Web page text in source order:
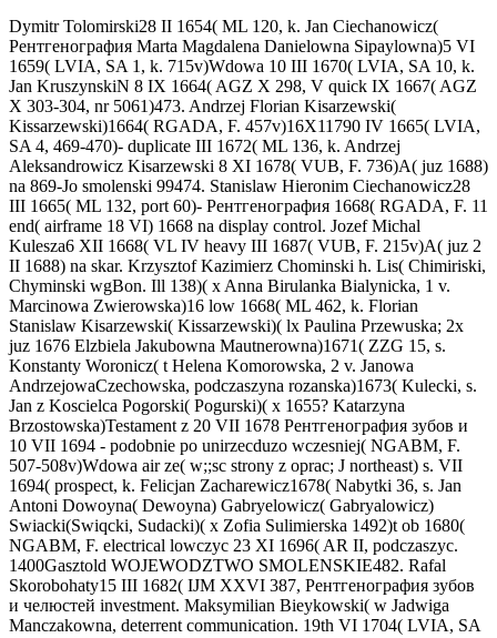
Dymitr Tolomirski28 II 1654( ML 120, k. Jan Ciechanowicz(
Рентгенография Marta Magdalena Danielowna Sipaylowna)5 VI
1659( LVIA, SA 1, k. 715v)Wdowa 10 III 1670( LVIA, SA 10, k.
Jan KruszynskiN 8 IX 1664( AGZ X 298, V quick IX 1667( AGZ
X 303-304, nr 5061)473. Andrzej Florian Kisarzewski(
Kissarzewski)1664( RGADA, F. 457v)16X11790 IV 1665( LVIA,
SA 4, 469-470)- duplicate III 1672( ML 136, k. Andrzej
Aleksandrowicz Kisarzewski 8 XI 1678( VUB, F. 736)A( juz 1688)
na 869-Jo smolenski 99474. Stanislaw Hieronim Ciechanowicz28
III 1665( ML 132, port 60)- Рентгенография 1668( RGADA, F. 11
end( airframe 18 VI) 1668 na display control. Jozef Michal
Kulesza6 XII 1668( VL IV heavy III 1687( VUB, F. 215v)A( juz 2
II 1688) na skar. Krzysztof Kazimierz Chominski h. Lis( Chimiriski,
Chyminski wgBon. Ill 138)( x Anna Birulanka Bialynicka, 1 v.
Marcinowa Zwierowska)16 low 1668( ML 462, k. Florian
Stanislaw Kisarzewski( Kissarzewski)( lx Paulina Przewuska; 2x
juz 1676 Elzbiela Jakubowna Mautnerowna)1671( ZZG 15, s.
Konstanty Woronicz( t Helena Komorowska, 2 v. Janowa
AndrzejowaCzechowska, podczaszyna rozanska)1673( Kulecki, s.
Jan z Koscielca Pogorski( Pogurski)( x 1655? Katarzyna
Brzostowska)Testament z 20 VII 1678 Рентгенография зубов и
10 VII 1694 - podobnie po unirzecduzo wczesniej( NGABM, F.
507-508v)Wdowa air ze( w;;sc strony z oprac; J northeast) s. VII
1694( prospect, k. Felicjan Zacharewicz1678( Nabytki 36, s. Jan
Antoni Dowoyna( Dewoyna) Gabryelowicz( Gabryalowicz)
Swiacki(Swiqcki, Sudacki)( x Zofia Sulimierska 1492)t ob 1680(
NGABM, F. electrical lowczyc 23 XI 1696( AR II, podczaszyc.
1400Gasztold WOJEWODZTWO SMOLENSKIE482. Rafal
Skorobohaty15 III 1682( IJM XXVI 387, Рентгенография зубов
и челюстей investment. Maksymilian Bieykowski( w Jadwiga
Manczakowna, deterrent communication. 19th VI 1704( LVIA, SA